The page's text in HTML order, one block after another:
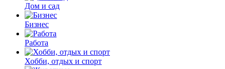
Дом и сад
Бизнес
Работа
Хобби, отдых и спорт